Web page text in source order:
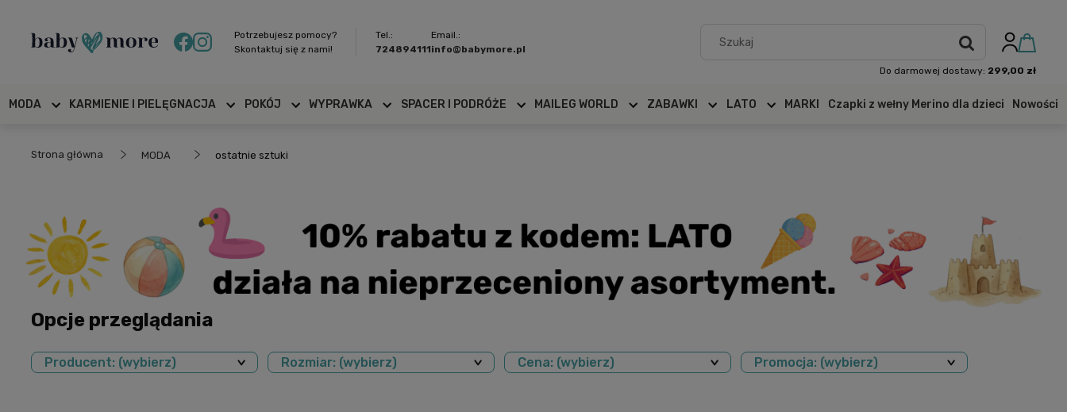
Potrzebujesz pomocy?
Skontaktuj się z nami!
Tel.:
724894111
Email.:
info@babymore.pl
Do darmowej dostawy: 299,00 zł
MODA KARMIENIE I PIELĘGNACJA POKÓJ WYPRAWKA SPACER I PODRÓŻE MAILEG WORLD ZABAWKI LATO MARKI Czapki z wełny Merino dla dzieci Nowości
Strona główna MODA ostatnie sztuki
Opcje przeglądania
Producent: (wybierz) Rozmiar: (wybierz) Cena: (wybierz) Promocja: (wybierz)